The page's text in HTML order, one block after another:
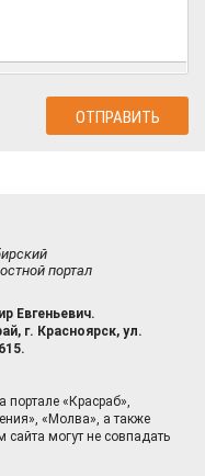
портал
Евгеньевич.
г. Красноярск, ул.
портале «Красраб»,
«Молва», а также
сайта могут не совпадать